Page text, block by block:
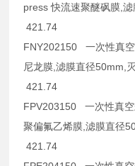
press 快流速聚醚砜膜,
421.74
FNY202150 一次性真
尼龙膜,滤膜直径
421.74
FPV203150 一次性真
聚偏氟乙烯膜,滤膜
421.74